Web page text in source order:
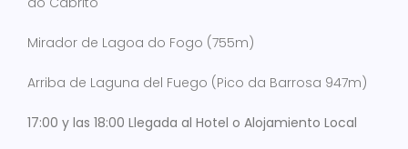
Mirador de Lagoa do Fogo (755m)
Arriba de Laguna del Fuego (Pico da Barrosa 947m)
17:00 y las 18:00 Llegada al Hotel o Alojamiento Local